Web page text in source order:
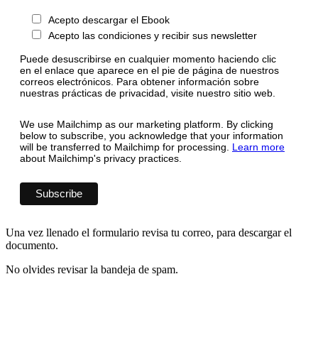
Acepto descargar el Ebook
Acepto las condiciones y recibir sus newsletter
Puede desuscribirse en cualquier momento haciendo clic
en el enlace que aparece en el pie de página de nuestros
correos electrónicos. Para obtener información sobre
nuestras prácticas de privacidad, visite nuestro sitio web.
We use Mailchimp as our marketing platform. By clicking
below to subscribe, you acknowledge that your information
will be transferred to Mailchimp for processing. Learn more
about Mailchimp's privacy practices.
Una vez llenado el formulario revisa tu correo, para descargar el
documento.
No olvides revisar la bandeja de spam.